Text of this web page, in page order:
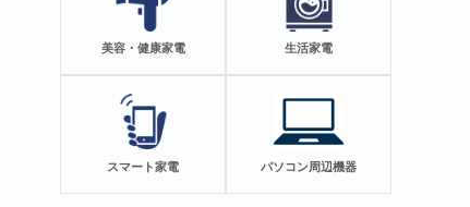
美容・健康家電 生活家電
スマート家電 パソコン周辺機器